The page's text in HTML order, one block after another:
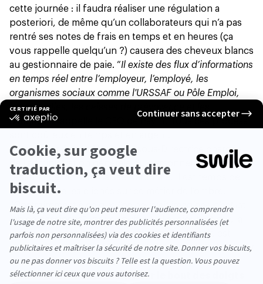
cette journée : il faudra réaliser une régulation a
posteriori, de même qu’un collaborateurs qui n’a pas
rentré ses notes de frais en temps et en heures (ça
vous rappelle quelqu’un ?) causera des cheveux blancs
au gestionnaire de paie. “Il existe des flux d’informations
en temps réel entre l’employeur, l’employé, les
organismes sociaux comme l'URSSAF ou Pôle Emploi,
les mutuelles, les caisses de prévoyance et les
banques”, rappelle le CEO de Payfit. Tous ces process
Alors, pour Agnès Munuera, sous-Directrice chargée
de l’administration générale du personnel au sein de
l’Assurance Retraite Caisse Nationale, il est temps de
déconstruire les clichés sur ce métier de l’ombre.
“Contrairement à ce que l’on pourrait imaginer, c’est un
job de passionné ”, nous souffle-t-elle, ajoutant que la
vision que nous avons du gestionnaire de paie est
souvent bien réductrice. “Il faut sans cesse s’adapter au
quotidien”, poursuit-elle.
À commencer parconnaître sur le bout des doigts